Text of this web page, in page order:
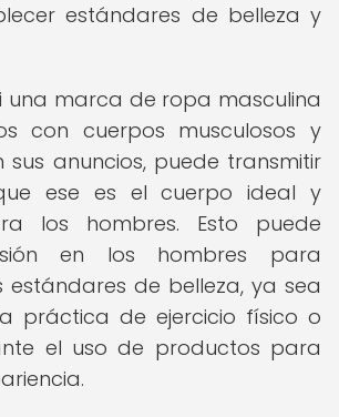
estándares de belleza y
una marca de ropa masculina
con cuerpos musculosos y
sus anuncios, puede transmitir
ese es el cuerpo ideal y
los hombres. Esto puede
en los hombres para
estándares de belleza, ya sea
práctica de ejercicio físico o
el uso de productos para